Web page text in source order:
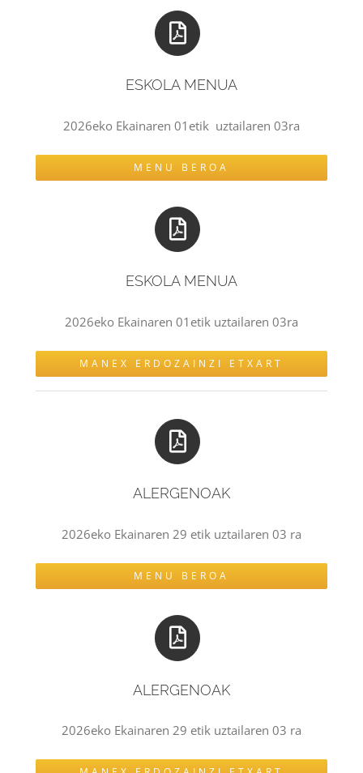
ESKOLA MENUA
2026eko Ekainaren 01etik uztailaren 03ra
MENU BEROA
ESKOLA MENUA
2026eko Ekainaren 01etik uztailaren 03ra
MANEX ERDOZAINZI ETXART
ALERGENOAK
2026eko Ekainaren 29 etik uztailaren 03 ra
MENU BEROA
ALERGENOAK
2026eko Ekainaren 29 etik uztailaren 03 ra